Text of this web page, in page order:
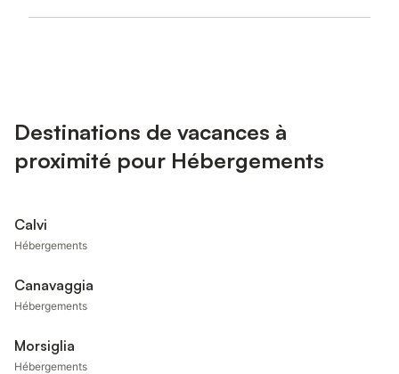
Destinations de vacances à
proximité pour Hébergements
Calvi
Hébergements
Canavaggia
Hébergements
Morsiglia
Hébergements